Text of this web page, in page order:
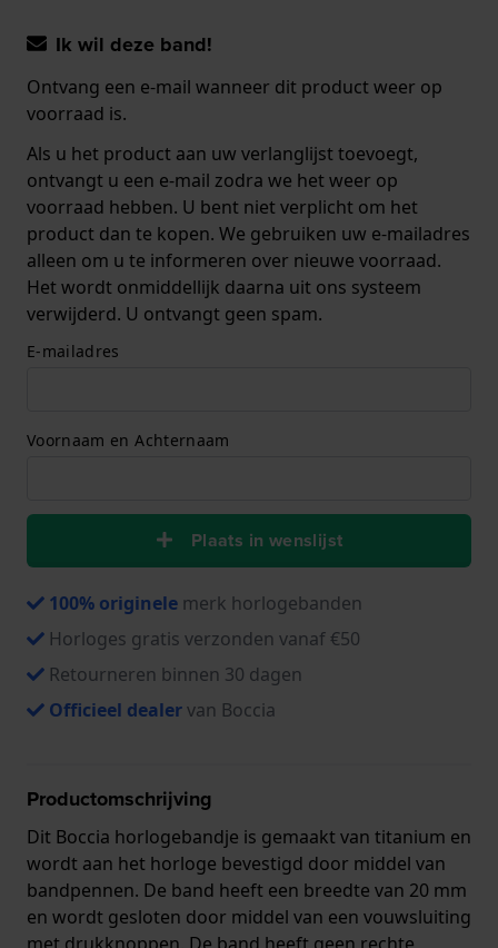
Ik wil deze band!
Ontvang een e-mail wanneer dit product weer op
voorraad is.
Als u het product aan uw verlanglijst toevoegt,
ontvangt u een e-mail zodra we het weer op
voorraad hebben. U bent niet verplicht om het
product dan te kopen. We gebruiken uw e-mailadres
alleen om u te informeren over nieuwe voorraad.
Het wordt onmiddellijk daarna uit ons systeem
verwijderd. U ontvangt geen spam.
E-mailadres
Voornaam en Achternaam
Plaats in wenslijst
100% originele merk horlogebanden
Horloges gratis verzonden vanaf €50
Retourneren binnen 30 dagen
Officieel dealervan Boccia
Productomschrijving
Dit Boccia horlogebandje is gemaakt van titanium en
wordt aan het horloge bevestigd door middel van
bandpennen. De band heeft een breedte van 20 mm
en wordt gesloten door middel van een vouwsluiting